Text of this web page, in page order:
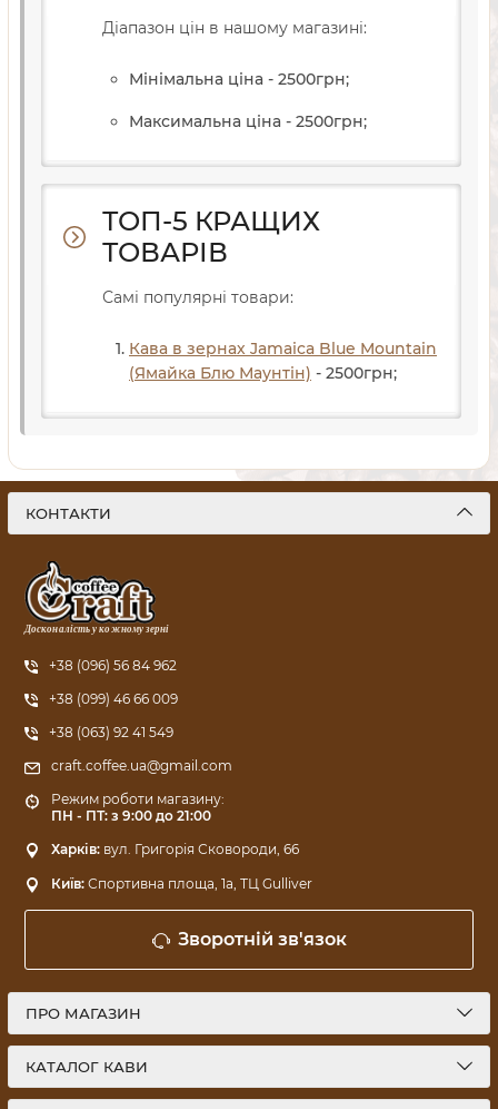
Діапазон цін в нашому магазині:
Мінімальна ціна - 2500грн;
Максимальна ціна - 2500грн;
ТОП-5 КРАЩИХ
ТОВАРІВ
Самі популярні товари:
Кава в зернах Jamaica Blue Mountain
(Ямайка Блю Маунтін) - 2500грн;
КОНТАКТИ
Досконалість у кожному зерні
+38 (096) 56 84 962
+38 (099) 46 66 009
+38 (063) 92 41 549
craft.coffee.ua@gmail.com
Режим роботи магазину:
ПН - ПТ: з 9:00 до 21:00
Харків: вул. Григорія Сковороди, 66
Київ: Спортивна площа, 1a, ТЦ Gulliver
Зворотній зв'язок
ПРО МАГАЗИН
КАТАЛОГ КАВИ